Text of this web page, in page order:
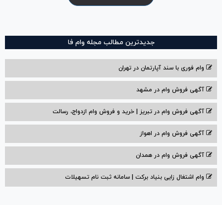
جدیدترین مطالب مجله وام فا
وام فوری با سند آپارتمان در تهران
آگهی فروش وام در مشهد
آگهی فروش وام در تبریز | خرید و فروش وام ازدواج، رسالت
آگهی فروش وام در اهواز
آگهی فروش وام در همدان
وام اشتغال زایی بنیاد برکت | سامانه ثبت نام تسهیلات